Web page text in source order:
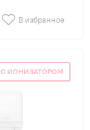
В избранное
С ИОНИЗАТОРОМ